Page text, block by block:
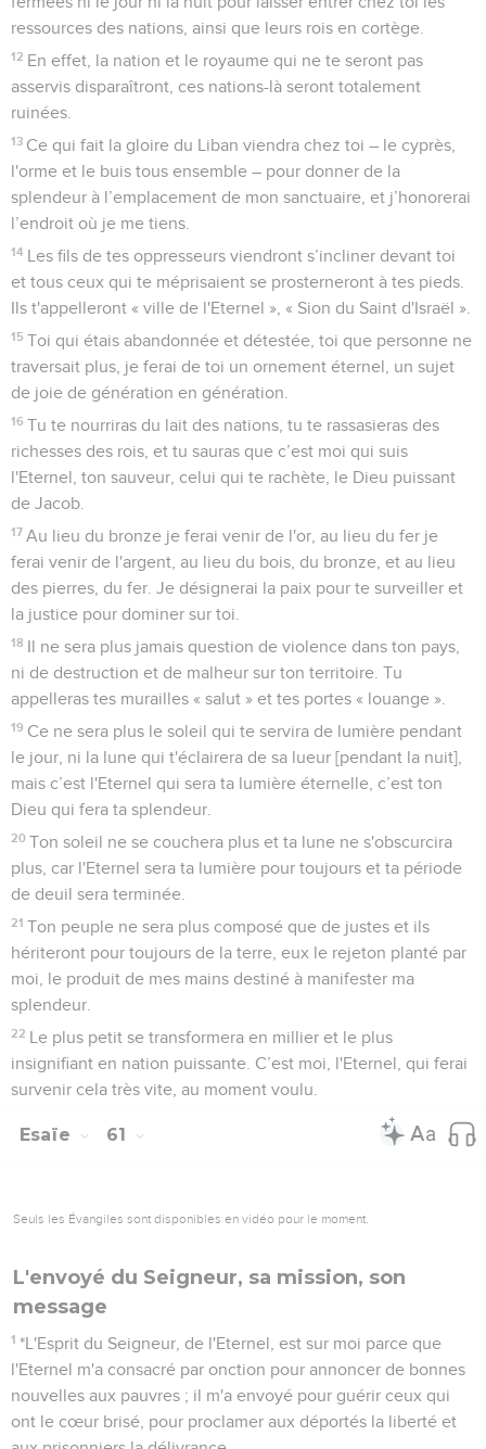
ressources des nations, ainsi que leurs rois en cortège.
12 En effet, la nation et le royaume qui ne te seront pas
asservis disparaîtront, ces nations-là seront totalement
ruinées.
13 Ce qui fait la gloire du Liban viendra chez toi – le cyprès,
l'orme et le buis tous ensemble – pour donner de la
splendeur à l’emplacement de mon sanctuaire, et j’honorerai
l’endroit où je me tiens.
14 Les fils de tes oppresseurs viendront s’incliner devant toi
et tous ceux qui te méprisaient se prosterneront à tes pieds.
Ils t'appelleront « ville de l'Eternel », « Sion du Saint d'Israël ».
15 Toi qui étais abandonnée et détestée, toi que personne ne
traversait plus, je ferai de toi un ornement éternel, un sujet
de joie de génération en génération.
16 Tu te nourriras du lait des nations, tu te rassasieras des
richesses des rois, et tu sauras que c’est moi qui suis
l'Eternel, ton sauveur, celui qui te rachète, le Dieu puissant
de Jacob.
17 Au lieu du bronze je ferai venir de l'or, au lieu du fer je
ferai venir de l'argent, au lieu du bois, du bronze, et au lieu
des pierres, du fer. Je désignerai la paix pour te surveiller et
la justice pour dominer sur toi.
18 Il ne sera plus jamais question de violence dans ton pays,
ni de destruction et de malheur sur ton territoire. Tu
appelleras tes murailles « salut » et tes portes « louange ».
19 Ce ne sera plus le soleil qui te servira de lumière pendant
le jour, ni la lune qui t'éclairera de sa lueur [pendant la nuit],
mais c’est l'Eternel qui sera ta lumière éternelle, c’est ton
Dieu qui fera ta splendeur.
20 Ton soleil ne se couchera plus et ta lune ne s'obscurcira
plus, car l'Eternel sera ta lumière pour toujours et ta période
de deuil sera terminée.
21 Ton peuple ne sera plus composé que de justes et ils
hériteront pour toujours de la terre, eux le rejeton planté par
moi, le produit de mes mains destiné à manifester ma
splendeur.
22 Le plus petit se transformera en millier et le plus
insignifiant en nation puissante. C’est moi, l'Eternel, qui ferai
survenir cela très vite, au moment voulu.
Esaïe 61
Seuls les Évangiles sont disponibles en vidéo pour le moment.
L'envoyé du Seigneur, sa mission, son
message
1 *L'Esprit du Seigneur, de l'Eternel, est sur moi parce que
l'Eternel m'a consacré par onction pour annoncer de bonnes
nouvelles aux pauvres ; il m'a envoyé pour guérir ceux qui
ont le cœur brisé, pour proclamer aux déportés la liberté et